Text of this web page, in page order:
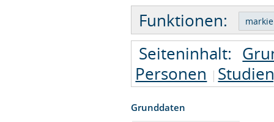
Funktionen:
Seiteninhalt:
Personen
Grunddaten